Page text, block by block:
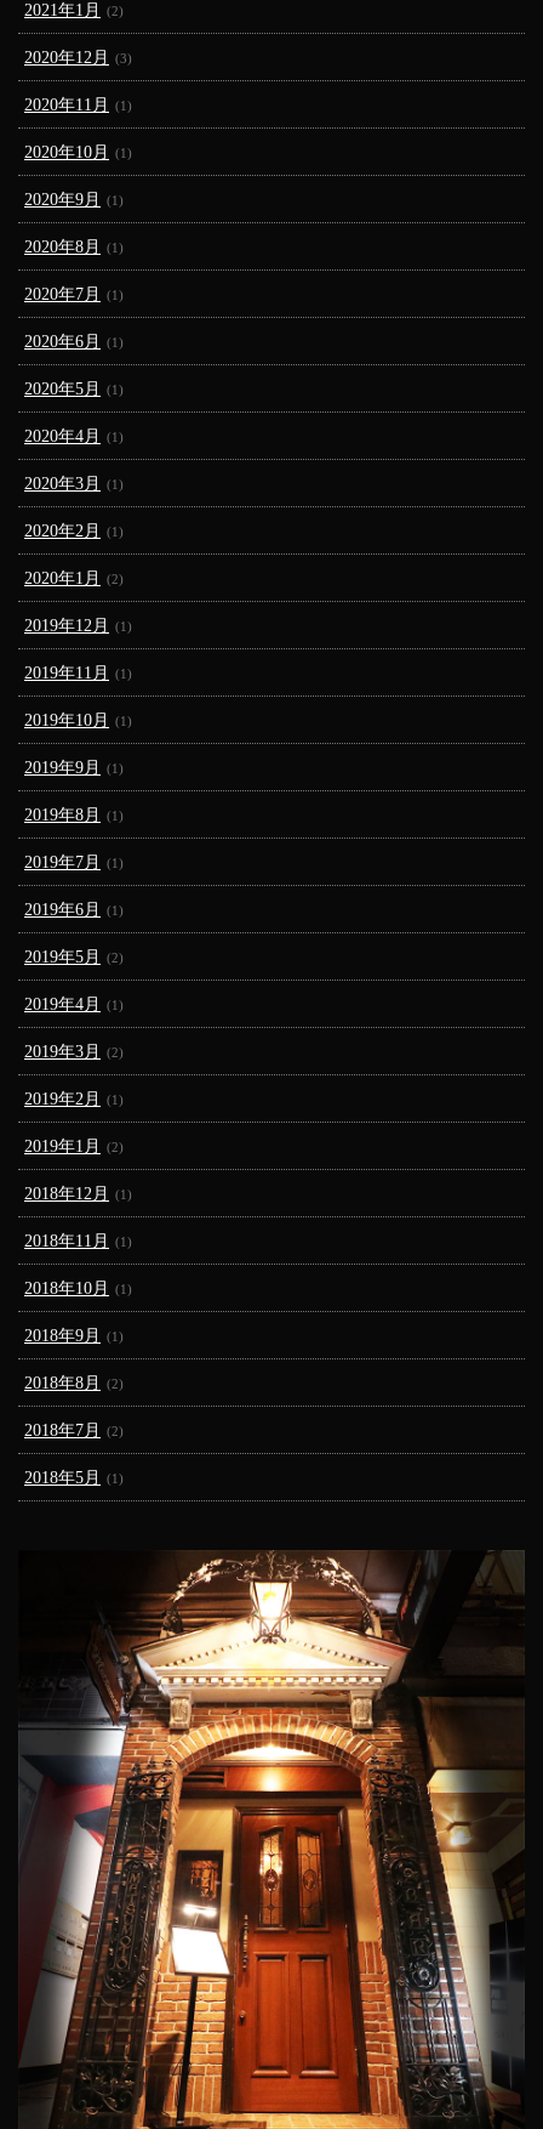
2021年1月 (2)
2020年12月 (3)
2020年11月 (1)
2020年10月 (1)
2020年9月 (1)
2020年8月 (1)
2020年7月 (1)
2020年6月 (1)
2020年5月 (1)
2020年4月 (1)
2020年3月 (1)
2020年2月 (1)
2020年1月 (2)
2019年12月 (1)
2019年11月 (1)
2019年10月 (1)
2019年9月 (1)
2019年8月 (1)
2019年7月 (1)
2019年6月 (1)
2019年5月 (2)
2019年4月 (1)
2019年3月 (2)
2019年2月 (1)
2019年1月 (2)
2018年12月 (1)
2018年11月 (1)
2018年10月 (1)
2018年9月 (1)
2018年8月 (2)
2018年7月 (2)
2018年5月 (1)